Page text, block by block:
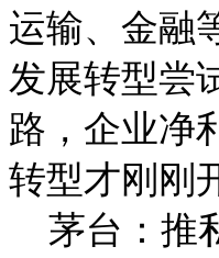
运输、金融
发展转型尝
路，企业净
转型才刚刚
茅台：推